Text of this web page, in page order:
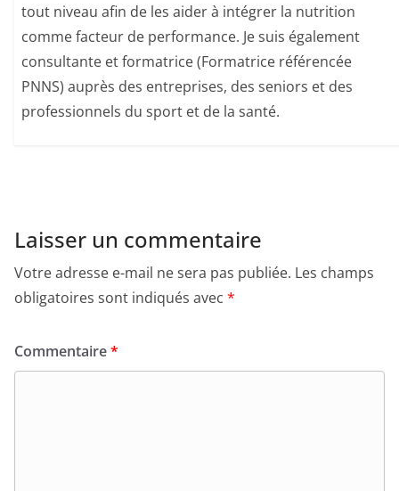
tout niveau afin de les aider à intégrer la nutrition
comme facteur de performance. Je suis également
consultante et formatrice (Formatrice référencée
PNNS) auprès des entreprises, des seniors et des
professionnels du sport et de la santé.
Laisser un commentaire
Votre adresse e-mail ne sera pas publiée. Les champs
obligatoires sont indiqués avec *
Commentaire*